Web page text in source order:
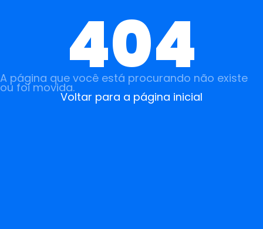
404
A página que você está procurando não existe
ou foi movida.
Voltar para a página inicial